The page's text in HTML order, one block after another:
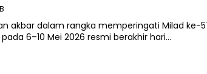
akbar dalam rangka memperingati Milad ke-
6–10 Mei 2026 resmi berakhir hari…